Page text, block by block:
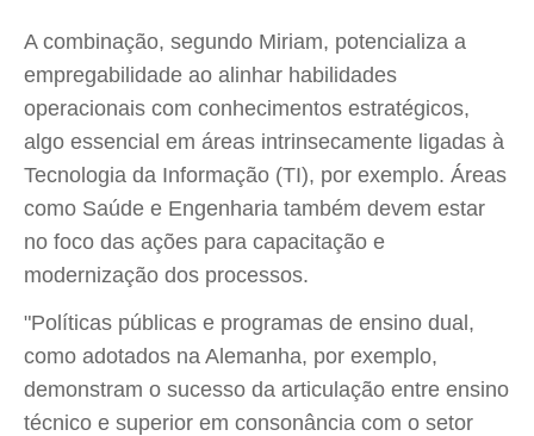
A combinação, segundo Miriam, potencializa a
empregabilidade ao alinhar habilidades
operacionais com conhecimentos estratégicos,
algo essencial em áreas intrinsecamente ligadas à
Tecnologia da Informação (TI), por exemplo. Áreas
como Saúde e Engenharia também devem estar
no foco das ações para capacitação e
modernização dos processos.
"Políticas públicas e programas de ensino dual,
como adotados na Alemanha, por exemplo,
demonstram o sucesso da articulação entre ensino
técnico e superior em consonância com o setor